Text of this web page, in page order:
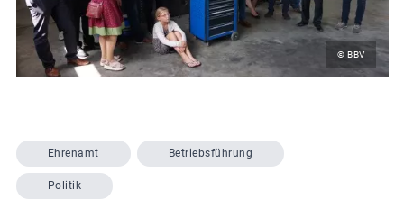
© BBV
Ehrenamt Betriebsführung
Politik